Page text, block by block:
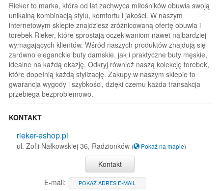
Rieker to marka, która od lat zachwyca miłośników obuwia swoją
unikalną kombinacją stylu, komfortu i jakości. W naszym
internetowym sklepie znajdziesz zróżnicowaną ofertę obuwia i
torebek Rieker, które sprostają oczekiwaniom nawet najbardziej
wymagających klientów. Wśród naszych produktów znajdują się
zarówno eleganckie buty damskie, jak i praktyczne buty męskie,
idealne na każdą okazję. Odkryj również naszą kolekcję torebek,
które dopełnią każdą stylizację. Zakupy w naszym sklepie to
gwarancja wygody i szybkości, dzięki czemu każda transakcja
przebiega bezproblemowo.
KONTAKT
rieker-eshop.pl
ul. Zofii Nałkowskiej 36, Radzionków ( Pokaż na mapie)
Kontakt
E-mail:
POKAŻ ADRES E-MAIL